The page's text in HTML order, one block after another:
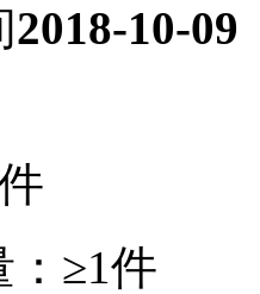
2018-10-09
≥1件